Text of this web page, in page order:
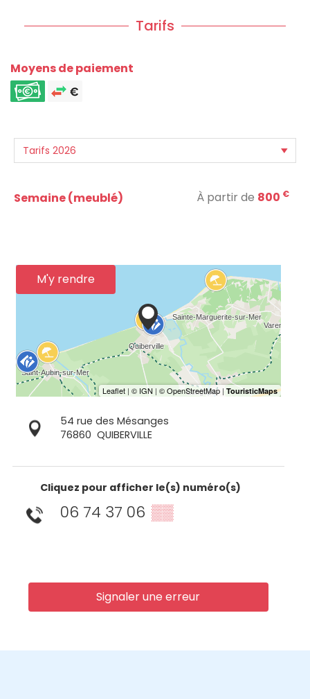
Tarifs
Moyens de paiement
Semaine (meublé) À partir de 800 €
M'y rendre
54 rue des Mésanges
76860 QUIBERVILLE
Cliquez pour afficher le(s) numéro(s)
06 74 37 06 ▒▒
Signaler une erreur